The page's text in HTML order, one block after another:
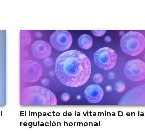
El impacto de la vitamina D en la
regulación hormonal